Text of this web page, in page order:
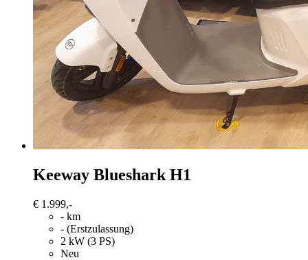
Keeway Blueshark H1
€ 1.999,-
- km
- (Erstzulassung)
2 kW (3 PS)
Neu